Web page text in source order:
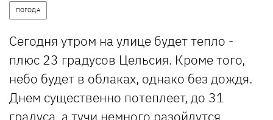
ПОГОДА
Сегодня утром на улице будет тепло -
плюс 23 градусов Цельсия. Кроме того,
небо будет в облаках, однако без дождя.
Днем существенно потеплеет, до 31
градуса, а тучи немного разойдутся.